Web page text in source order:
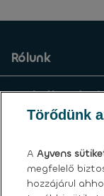
Rólunk
Általános
Törődünk
AAyvens
megfelelő
hozzájárul